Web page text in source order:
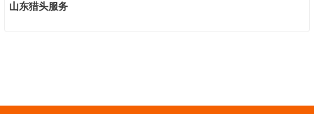
山东猎头服务